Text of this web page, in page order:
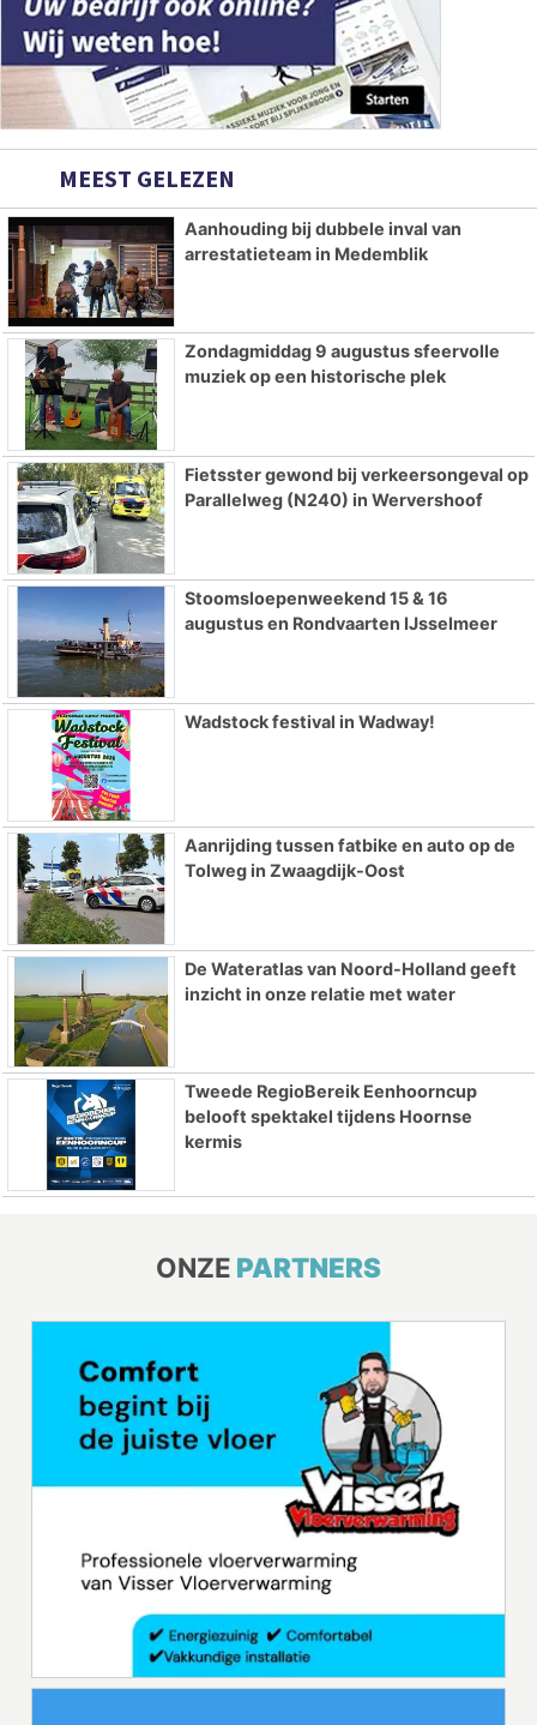
MEEST GELEZEN
Aanhouding bij dubbele inval van
arrestatieteam in Medemblik
Zondagmiddag 9 augustus sfeervolle
muziek op een historische plek
Fietsster gewond bij verkeersongeval op
Parallelweg (N240) in Wervershoof
Stoomsloepenweekend 15 & 16
augustus en Rondvaarten IJsselmeer
Wadstock festival in Wadway!
Aanrijding tussen fatbike en auto op de
Tolweg in Zwaagdijk-Oost
De Wateratlas van Noord-Holland geeft
inzicht in onze relatie met water
Tweede RegioBereik Eenhoorncup
belooft spektakel tijdens Hoornse
kermis
ONZE PARTNERS